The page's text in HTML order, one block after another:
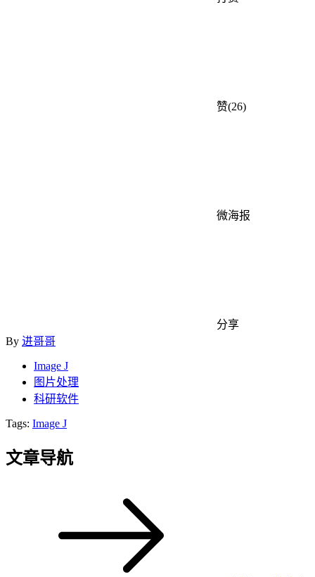
赞(26)
微海报
分享
By 进哥哥
Image J
图片处理
科研软件
Tags: Image J
文章导航